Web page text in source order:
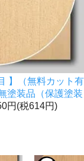
】（無料カット有
塗装品（保護塗装
円(税614円)